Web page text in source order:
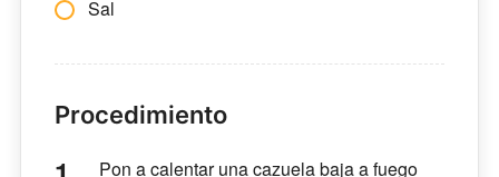
Sal
Procedimiento
Pon a calentar una cazuela baja a fuego